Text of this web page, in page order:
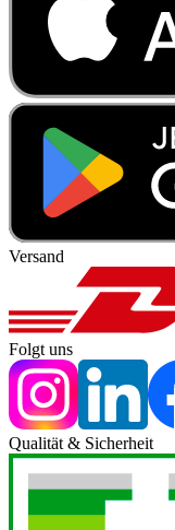
Versand
Folgt uns
Qualität & Sicherheit